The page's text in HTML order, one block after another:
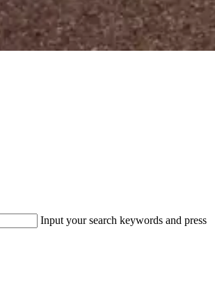
Input your search keywords and press